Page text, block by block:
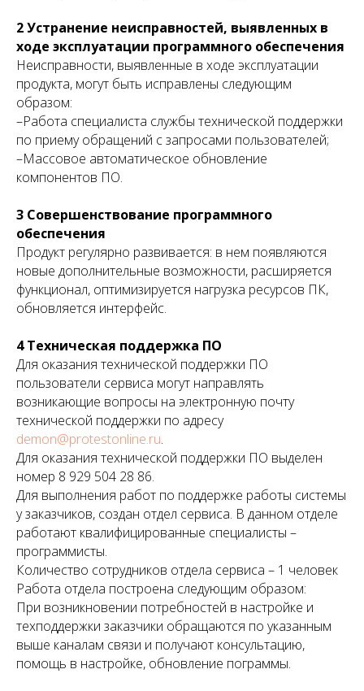
2 Устранение неисправностей, выявленных в
ходе эксплуатации программного обеспечения
Неисправности, выявленные в ходе эксплуатации
продукта, могут быть исправлены следующим
образом:
–Работа специалиста службы технической поддержки
по приему обращений с запросами пользователей;
–Массовое автоматическое обновление
компонентов ПО.
3 Совершенствование программного
обеспечения
Продукт регулярно развивается: в нем появляются
новые дополнительные возможности, расширяется
функционал, оптимизируется нагрузка ресурсов ПК,
обновляется интерфейс.
4 Техническая поддержка ПО
Для оказания технической поддержки ПО
пользователи сервиса могут направлять
возникающие вопросы на электронную почту
технической поддержки по адресу
demon@protestonline.ru.
Для оказания технической поддержки ПО выделен
номер 8 929 504 28 86.
Для выполнения работ по поддержке работы системы
у заказчиков, создан отдел сервиса. В данном отделе
работают квалифицированные специалисты –
программисты.
Количество сотрудников отдела сервиса – 1 человек
Работа отдела построена следующим образом:
При возникновении потребностей в настройке и
техподдержки заказчики обращаются по указанным
выше каналам связи и получают консультацию,
помощь в настройке, обновление пограммы.